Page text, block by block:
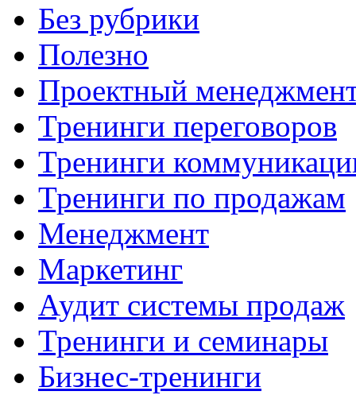
Без рубрики
Полезно
Проектный
Тренинги переговоров
Тренинги
Тренинги по продажам
Менеджмент
Маркетинг
Аудит системы продаж
Тренинги и семинары
Бизнес-тренинги